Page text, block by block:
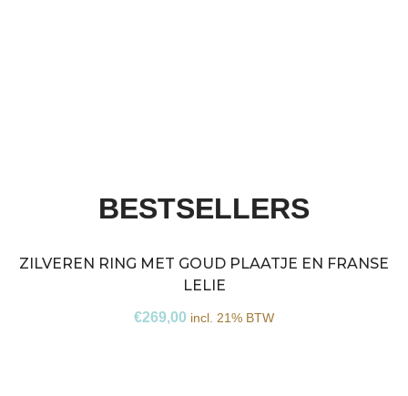
BESTSELLERS
ZILVEREN RING MET GOUD PLAATJE EN FRANSE
LELIE
€269,00 incl. 21% BTW